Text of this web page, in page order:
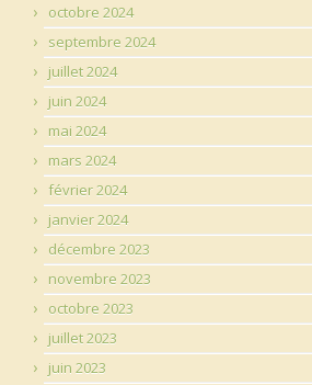
octobre 2024
septembre 2024
juillet 2024
juin 2024
mai 2024
mars 2024
février 2024
janvier 2024
décembre 2023
novembre 2023
octobre 2023
juillet 2023
juin 2023